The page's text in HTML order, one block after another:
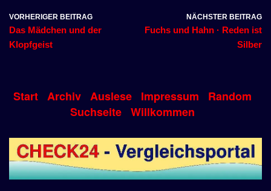
VORHERIGER BEITRAG
Das Mädchen und der
Klopfgeist
NÄCHSTER BEITRAG
Fuchs und Hahn · Reden ist
Silber
Start Archiv Auslese Impressum
Random
Suchseite Willkommen